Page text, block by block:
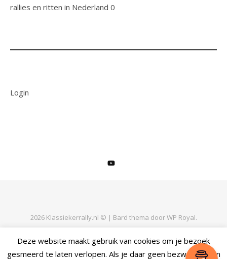
rallies en ritten in Nederland 0
Login
2026 Klassiekerrally.nl © | Bard thema doorWP Royal.
TERUG NAAR BOVEN
Deze website maakt gebruik van cookies om je bezoek
gesmeerd te laten verlopen. Als je daar geen bezwaar tegen